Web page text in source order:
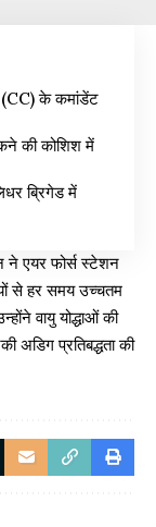
(CC) के कमांडेंट
की कोशिश में
ब्रिगेड में
ने एयर फोर्स स्टेशन
से हर समय उच्चतम
वायु योद्धाओं की
अडिग प्रतिबद्धता की